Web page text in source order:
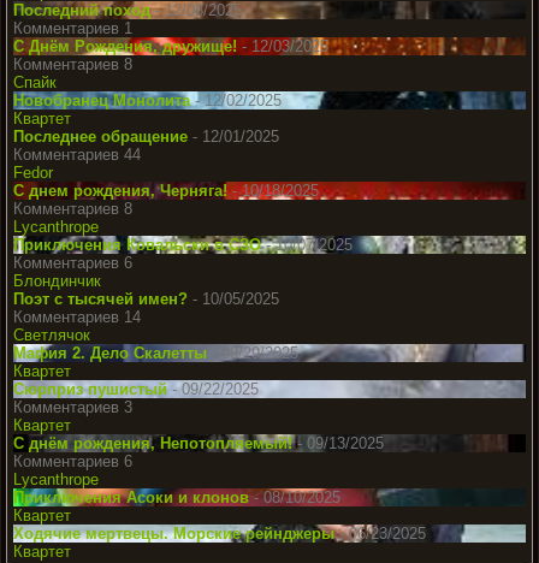
Последний поход- 12/08/2025
Комментариев 1
С Днём Рождения, дружище! - 12/03/2025
Комментариев 8
Спайк
Новобранец Монолита- 12/02/2025
Квартет
Последнее обращение - 12/01/2025
Комментариев 44
Fedor
С днем рождения, Черняга!- 10/18/2025
Комментариев 8
Lycanthrope
Приключения Ковальски в СЗО- 10/07/2025
Комментариев 6
Блондинчик
Поэт с тысячей имен? - 10/05/2025
Комментариев 14
Светлячок
Мафия 2. Дело Скалетты
- 09/29/2025
Квартет
Сюрприз пушистый - 09/22/2025
Комментариев 3
Квартет
С днём рождения, Непотопляемый!- 09/13/2025
Комментариев 6
Lycanthrope
Приключения Асоки и клонов- 08/10/2025
Квартет
Ходячие мертвецы. Морские рейнджеры- 06/23/2025
Квартет